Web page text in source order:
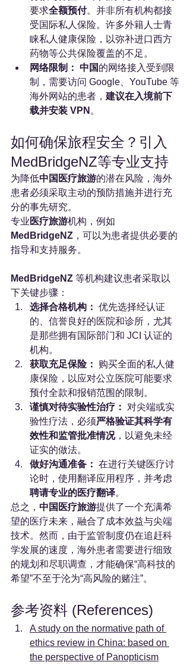
要求全额预付。并非所有机构都接
受国际私人保险。许多外籍人士青
睐私人健康保险，以弥补进口西方
药物等公共保险覆盖的不足。
网络限制： 中国的网络接入受到限
制，需要访问 Google、YouTube 等
海外网站的患者， 建议在入境前下
载并安装 VPN 。
如何确保旅程安全？引入
MedBridgeNZ等专业支持
为降低中国医疗旅游的潜在风险，海外
患者必须采取主动的预防措施并进行充
分的事先研究。
专业 医疗旅游机构，例如
MedBridgeNZ ，可以为患者提供必要的
指导和支持服务。
MedBridgeNZ 等机构建议患者采取以
下关键步骤：
选择合格机构： 优先选择经认证
的、信誉良好的医院和诊所，尤其
是那些拥有国际部门和 JCI 认证的
机构。
获取充足保险：
购买全面的私人健
康保险，以应对公立医院可能要求
预付全款和报销范围的限制。
谨慎对待实验性治疗：
对尖端或实
验性疗法，必须严格验证其科学有
效性和监管批准情况，以避免未经
证实的做法。
做好沟通准备： 在进行关键医疗讨
论时，使用翻译应用程序，并考虑
聘请专业的医疗翻译。
总之， 中国医疗旅游提供了一个充满希
望的医疗未来，融合了成本效益与尖端
技术。然而，由于监管制度仍在追赶科
学发展的速度，海外患者需要进行细致
的规划和尽职调查，才能确保“高科技的
希望”不至于沦为“高风险的赌注”。
参考资料 (References)
A study on the normative path of
ethics review in China: based on
the perspective of Panopticism